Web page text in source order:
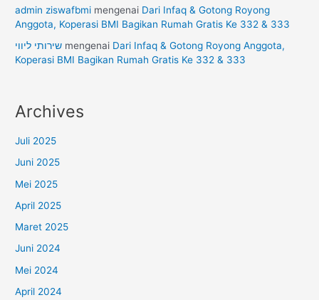
admin ziswafbmi mengenai Dari Infaq & Gotong Royong
Anggota, Koperasi BMI Bagikan Rumah Gratis Ke 332 & 333
שירותי ליווי mengenai Dari Infaq & Gotong Royong Anggota,
Koperasi BMI Bagikan Rumah Gratis Ke 332 & 333
Archives
Juli 2025
Juni 2025
Mei 2025
April 2025
Maret 2025
Juni 2024
Mei 2024
April 2024